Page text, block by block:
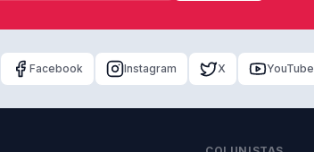
Facebook Instagram X YouTube